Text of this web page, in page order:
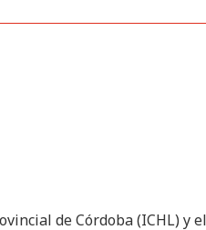
de Córdoba (ICHL) y